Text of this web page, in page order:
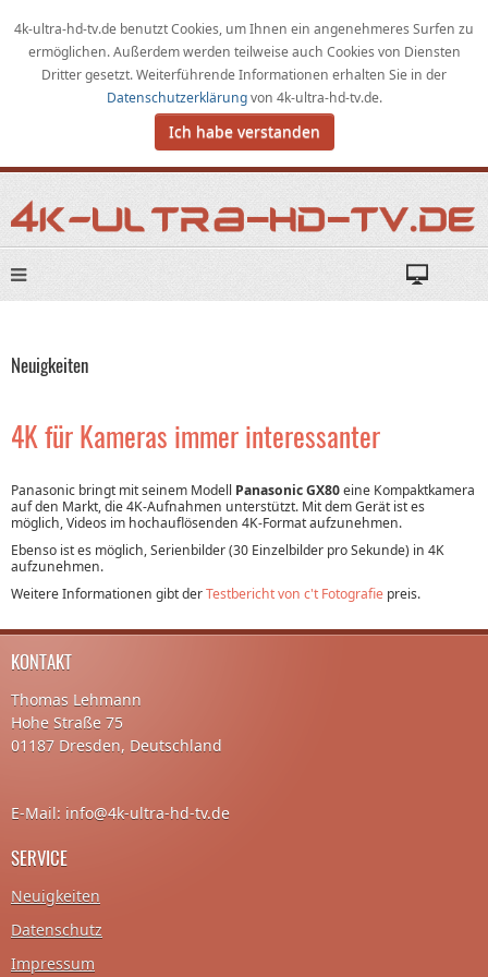
4k-ultra-hd-tv.de benutzt Cookies, umIhnen ein angenehmeres Surfen zu
ermöglichen.Außerdem werden teilweise auch Cookies von Diensten
Dritter gesetzt. Weiterführende Informationen erhalten Sie in der
Datenschutzerklärungvon 4k-ultra-hd-tv.de.
Ich habe verstanden
Neuigkeiten
4K für Kameras immer interessanter
Panasonic bringt mit seinem Modell Panasonic GX80eine Kompaktkamera
auf den Markt, die 4K-Aufnahmen unterstützt. Mit dem Gerät ist es
möglich, Videos im hochauflösenden 4K-Format aufzunehmen.
Ebenso ist es möglich, Serienbilder (30 Einzelbilder pro Sekunde) in 4K
aufzunehmen.
Weitere Informationen gibt derTestbericht von c't Fotografie preis.
KONTAKT
Thomas Lehmann
Hohe Straße 75
01187 Dresden, Deutschland
E-Mail: info@4k-ultra-hd-tv.de
SERVICE
Neuigkeiten
Datenschutz
Impressum